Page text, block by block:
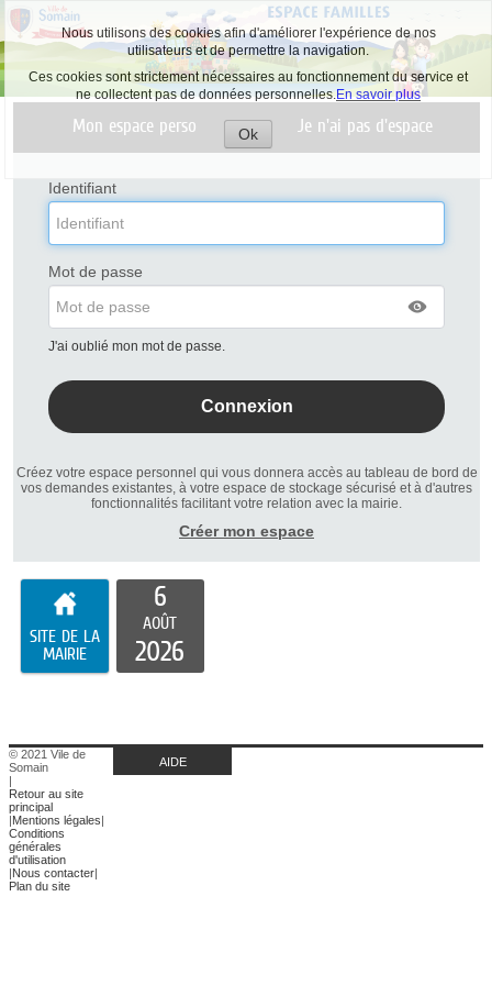
Nous utilisons des cookies afin d'améliorer l'expérience de nos
utilisateurs et de permettre la navigation.
Ces cookies sont strictement nécessaires au fonctionnement du service et
ne collectent pas de données personnelles.En savoir plus
Ok
Accepter
Mon espace perso Je n'ai pas d'espace
Identifiant
Mot de passe
J'ai oublié mon mot de passe.
Créez votre espace personnel qui vous donnera accès au tableau de bord de
vos demandes existantes, à votre espace de stockage sécurisé et à d'autres
fonctionnalités facilitant votre relation avec la mairie.
Créer mon espace
SITE DE LA
MAIRIE
6
AOÛT
2026
© 2021 Vile de
Somain
|
Retour au site
principal
|Mentions légales|
Conditions
générales
d'utilisation
|Nous contacter|
Plan du site
AIDE